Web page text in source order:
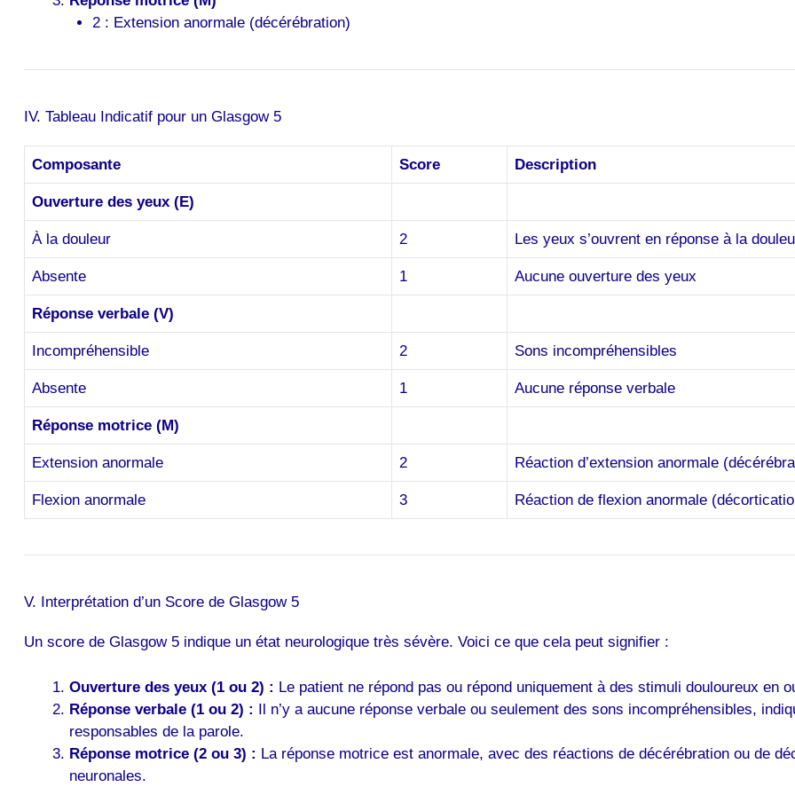
2 : Extension anormale (décérébration)
IV. Tableau Indicatif pour un Glasgow 5
Composante Score Description
Ouverture des yeux (E)
À la douleur 2 Les yeux s’ouvrent en réponse à la
Absente 1 Aucune ouverture des yeux
Réponse verbale (V)
Incompréhensible 2 Sons incompréhensibles
Absente 1 Aucune réponse verbale
Réponse motrice (M)
Extension anormale 2 Réaction d’extension anormale
Flexion anormale 3 Réaction de flexion anormale
V. Interprétation d’un Score de Glasgow 5
Un score de Glasgow 5 indique un état neurologique très sévère. Voici ce que cela peut signifier :
Ouverture des yeux (1 ou 2) : Le patient ne répond pas ou répond uniquement à des stimuli douloureux en
Réponse verbale (1 ou 2) : Il n’y a aucune réponse verbale ou seulement des sons incompréhensibles,
responsables de la parole.
Réponse motrice (2 ou 3) : La réponse motrice est anormale, avec des réactions de décérébration ou de
neuronales.